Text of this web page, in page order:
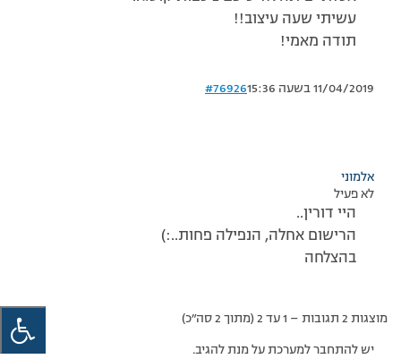
עשיתי שעה עיצוב!!
תודה מאמי!
11/04/2019 בשעה 15:36 #76926
אלמוני
לא פעיל
היי דורין..
הרישום אחלה, הנפילה פחות..:)
בהצלחה
מוצגות 2 תגובות – 1 עד 2 (מתוך 2 סה״כ)
יש להתחבר למערכת על מנת להגיב.